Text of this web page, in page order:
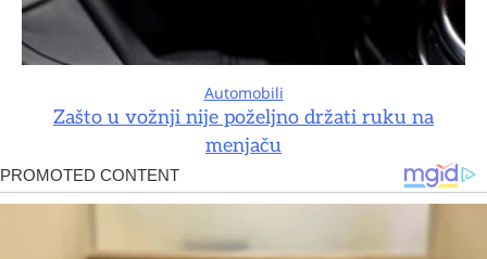
Automobili
Zašto u vožnji nije poželjno držati ruku na
menjaču